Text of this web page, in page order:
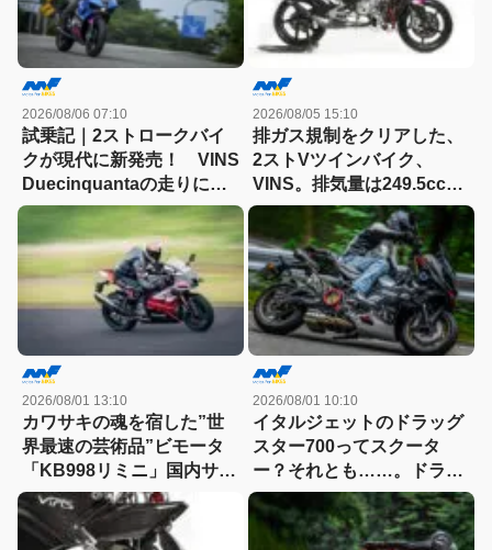
2026/08/06 07:10
試乗記｜2ストロークバイ
クが現代に新発売！ VINS
Duecinquantaの走りに大
感動
2026/08/05 15:10
排ガス規制をクリアした、
2ストVツインバイク、
VINS。排気量は249.5cc、
83HPを絞り出す。そのエ
ンジンの技術とは
2026/08/01 13:10
カワサキの魂を宿した”世
界最速の芸術品”ビモータ
「KB998リミニ」国内サー
キット試乗記
2026/08/01 10:10
イタルジェットのドラッグ
スター700ってスクータ
ー？それとも……。ドラッ
グスター700ツイン・リミ
テッドエディション試乗記